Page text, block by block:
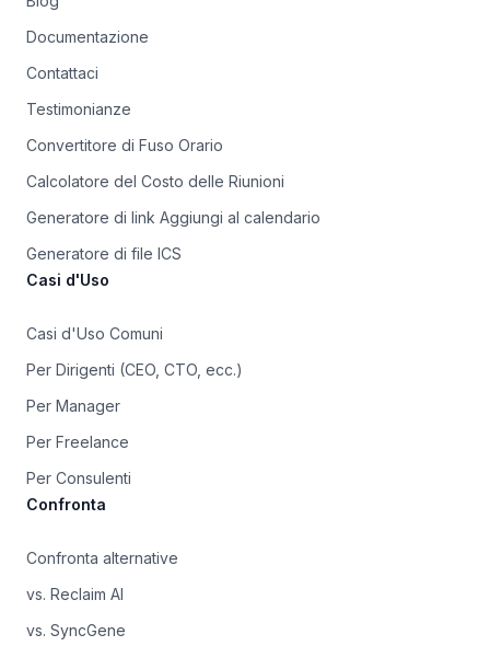
Documentazione
Contattaci
Testimonianze
Convertitore di Fuso Orario
Calcolatore del Costo delle Riunioni
Generatore di link Aggiungi al calendario
Generatore di file ICS
Casi d'Uso
Casi d'Uso Comuni
Per Dirigenti (CEO, CTO, ecc.)
Per Manager
Per Freelance
Per Consulenti
Confronta
Confronta alternative
vs. Reclaim AI
vs. SyncGene